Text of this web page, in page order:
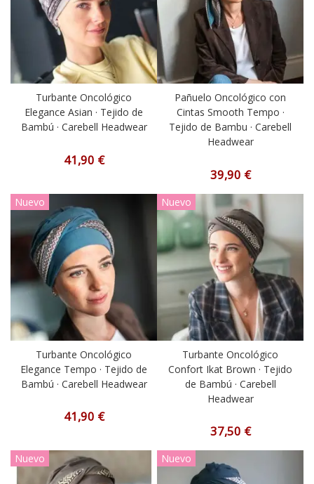
Turbante Oncológico
Elegance Asian · Tejido de
Bambú · Carebell Headwear
41,90 €
Pañuelo Oncológico con
Cintas Smooth Tempo ·
Tejido de Bambu · Carebell
Headwear
39,90 €
Nuevo
Turbante Oncológico
Elegance Tempo · Tejido de
Bambú · Carebell Headwear
41,90 €
Nuevo
Turbante Oncológico
Confort Ikat Brown · Tejido
de Bambú · Carebell
Headwear
37,50 €
Nuevo Nuevo